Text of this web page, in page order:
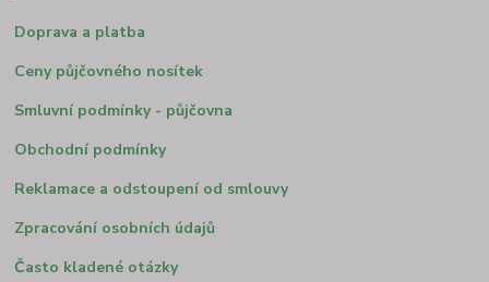
Doprava a platba
Ceny půjčovného nosítek
Smluvní podmínky - půjčovna
Obchodní podmínky
Reklamace a odstoupení od smlouvy
Zpracování osobních údajů
Často kladené otázky